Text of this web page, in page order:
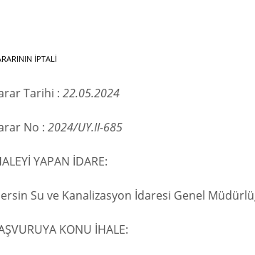
İPTALI
Tarihi : 22.05.2024
No : 2024/UY.II-685
YAPAN İDARE:
Su ve Kanalizasyon İdaresi Genel
KONU İHALE: